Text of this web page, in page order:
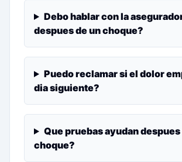
Debo hablar con la
despues de un choque?
Puedo reclamar si el dolor
dia siguiente?
Que pruebas ayudan despues
choque?